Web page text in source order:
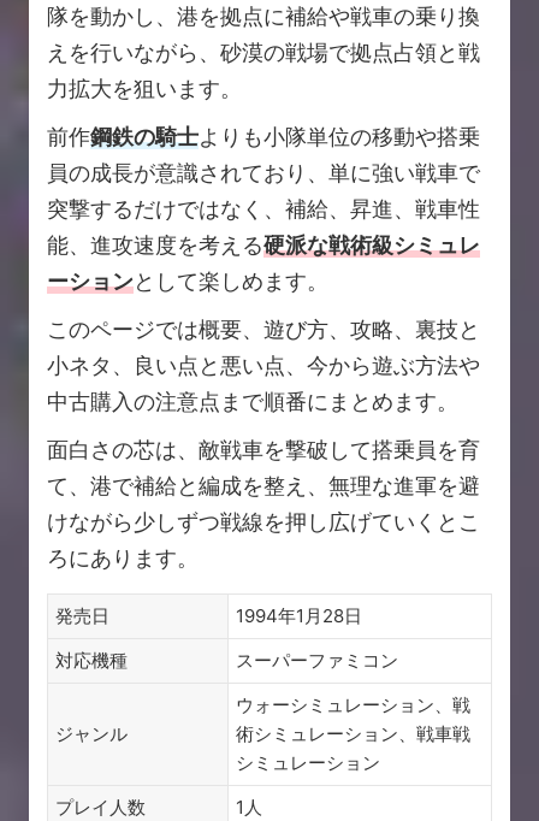
隊を動かし、港を拠点に補給や戦車の乗り換
えを行いながら、砂漠の戦場で拠点占領と戦
力拡大を狙います。
前作鋼鉄の騎士よりも小隊単位の移動や搭乗
員の成長が意識されており、単に強い戦車で
突撃するだけではなく、補給、昇進、戦車性
能、進攻速度を考える硬派な戦術級シミュレ
ーションとして楽しめます。
このページでは概要、遊び方、攻略、裏技と
小ネタ、良い点と悪い点、今から遊ぶ方法や
中古購入の注意点まで順番にまとめます。
面白さの芯は、敵戦車を撃破して搭乗員を育
て、港で補給と編成を整え、無理な進軍を避
けながら少しずつ戦線を押し広げていくとこ
ろにあります。
発売日
1994年1月28日
対応機種
スーパーファミコン
ジャンル
ウォーシミュレーション、戦
術シミュレーション、戦車戦
シミュレーション
プレイ人数
1人